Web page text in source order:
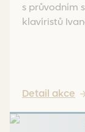
s průvodním
klavíristů
Detail akce